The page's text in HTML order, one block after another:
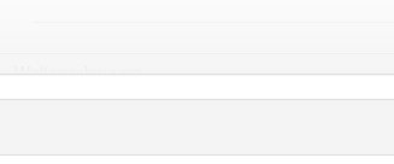
Weltanschauung